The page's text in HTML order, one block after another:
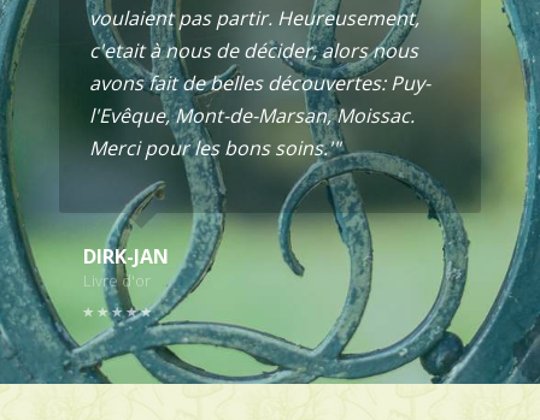
voulaient pas partir. Heureusement,
c'etait à nous de décider, alors nous
avons fait de belles découvertes: Puy-
l'Evêque, Mont-de-Marsan, Moissac.
Merci pour les bons soins.'"
DIRK-JAN
Livre d'or